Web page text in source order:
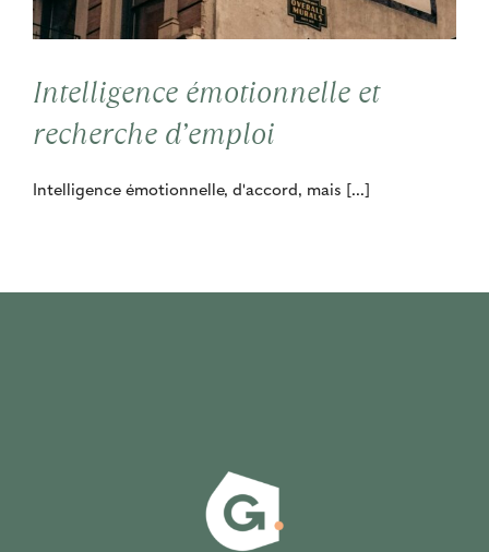
Contact
Cooptation
Intelligence émotionnelle et
recherche d’emploi
Intelligence émotionnelle, d'accord, mais [...]